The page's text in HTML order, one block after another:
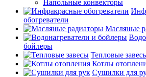
Напольные конвекторы
обогреватели
Масляные
бойлеры
Тепловые
Котлы
Сушилки для